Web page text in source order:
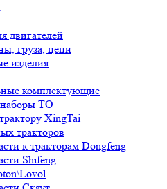
двигателей
груза, цепи
изделия
комплектующие
ТО
XingTai
тракторов
к тракторам Dongfeng
Shifeng